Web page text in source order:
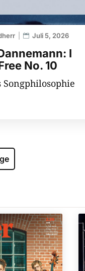
I
No. 10
Juli 5, 2026
Songphilosophie